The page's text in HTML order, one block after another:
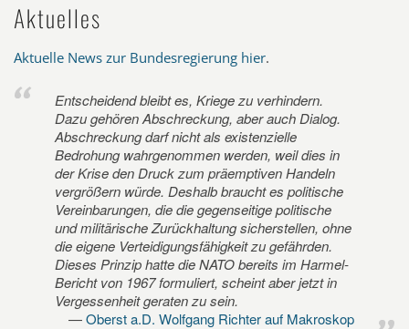
Aktuelles
Aktuelle News zur Bundesregierung hier.
Entscheidend bleibt es, Kriege zu verhindern.
Dazu gehören Abschreckung, aber auch Dialog.
Abschreckung darf nicht als existenzielle
Bedrohung wahrgenommen werden, weil dies in
der Krise den Druck zum präemptiven Handeln
vergrößern würde. Deshalb braucht es politische
Vereinbarungen, die die gegenseitige politische
und militärische Zurückhaltung sicherstellen, ohne
die eigene Verteidigungsfähigkeit zu gefährden.
Dieses Prinzip hatte die NATO bereits im Harmel-
Bericht von 1967 formuliert, scheint aber jetzt in
Vergessenheit geraten zu sein.
Oberst a.D. Wolfgang Richter auf Makroskop